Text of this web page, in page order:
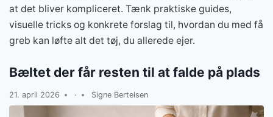
at det bliver kompliceret. Tænk praktiske guides,
visuelle tricks og konkrete forslag til, hvordan du med få
greb kan løfte alt det tøj, du allerede ejer.
Bæltet der får resten til at falde på plads
21. april 2026 · Signe Bertelsen